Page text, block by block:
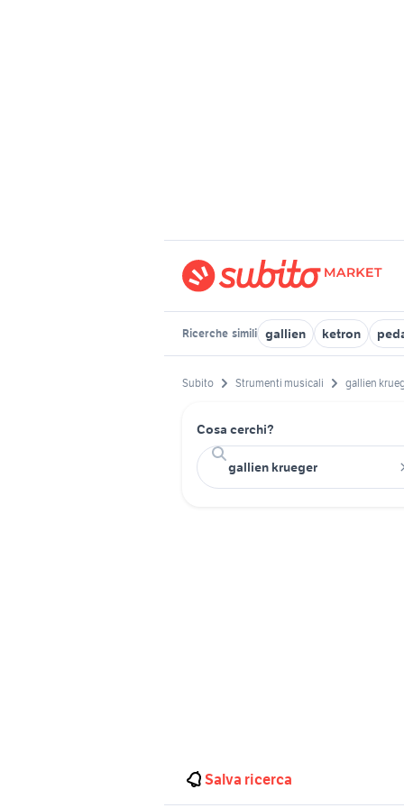
Ricerche simili gallien ketron
Subito Strumenti musicali gallien
Cosa cerchi?
Salva ricerca